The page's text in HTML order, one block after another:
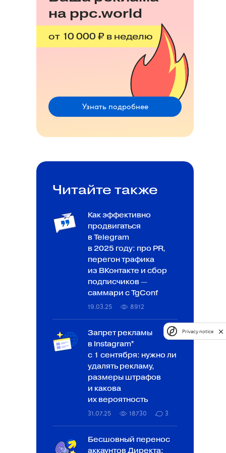
на ppc.world
от 10 000 ₽ в неделю
Узнать подробнее
Читайте также
Как эффективно
продвигаться
в Telegram
в 2025 году: про PR,
перегон трафика
из ВКонтакте и сбор
подписчиков —
саммари с TgConf
19.03.25 8912
Запрет рекламы
в Instagram*
с 1 сентября: нужно ли
удалять рекламу,
размеры штрафов
и какова
их вероятность
31.07.25 18730 3
Бесшовный перенос
аккаунтов Директа:
Privacy notice